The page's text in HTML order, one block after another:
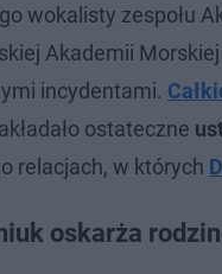
wokalisty zespołu
Akademii
incydentami.
ostateczne
relacjach, w których
oskarża